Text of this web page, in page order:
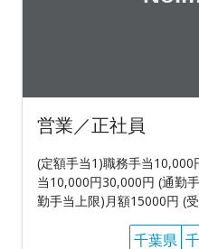
営業／正社員
(定額手当1)職務手当
当10,000円30,000円 (通勤
勤手当上限)月額15000円 (
千葉県